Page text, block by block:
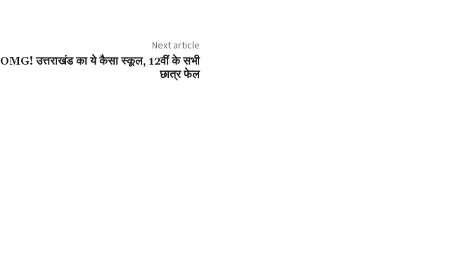
Next article
OMG! उत्तराखंड का ये कैसा स्कूल, 12वीं के सभी
छात्र फेल